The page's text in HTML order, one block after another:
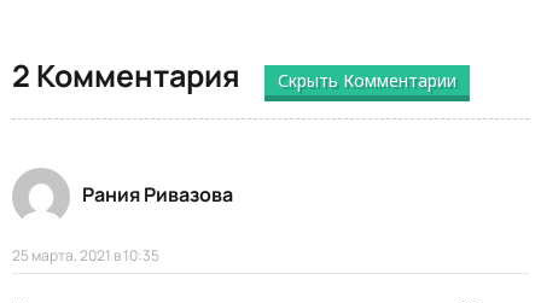
2 Комментария Скрыть Комментарии
Рания Ривазова
25 марта, 2021 в 10:35